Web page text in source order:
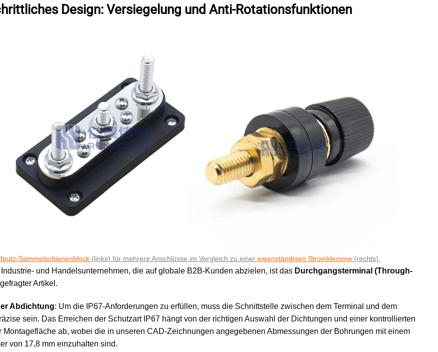
Design: Versiegelung und Anti-Rotationsfunktionen
Sammelschienenblock (links) für mehrere Anschlüsse im Vergleich zu einer eigenständigen Stromklemme (rechts).
und Handelsunternehmen, die auf globale B2B-Kunden abzielen, ist das Durchgangsterminal (Through-
Artikel.
Abdichtung: Um die IP67-Anforderungen zu erfüllen, muss die Schnittstelle zwischen dem Terminal und dem
sein. Das Erreichen der Schutzart IP67 hängt von der richtigen Auswahl der Dichtungen und einer kontrollierten
Montagefläche ab, wobei die in unseren CAD-Zeichnungen angegebenen Abmessungen der Bohrungen mit einem
von 17,8 mm einzuhalten sind.